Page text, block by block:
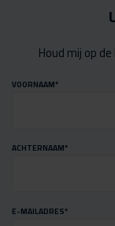
Houd mij op
VOORNAAM*
ACHTERNAAM*
E-MAILADRES*